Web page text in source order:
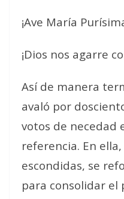
¡Ave María
¡Dios nos agarre
Así de manera
avaló por
votos de necedad
referencia. En
escondidas, se
para consolidar el